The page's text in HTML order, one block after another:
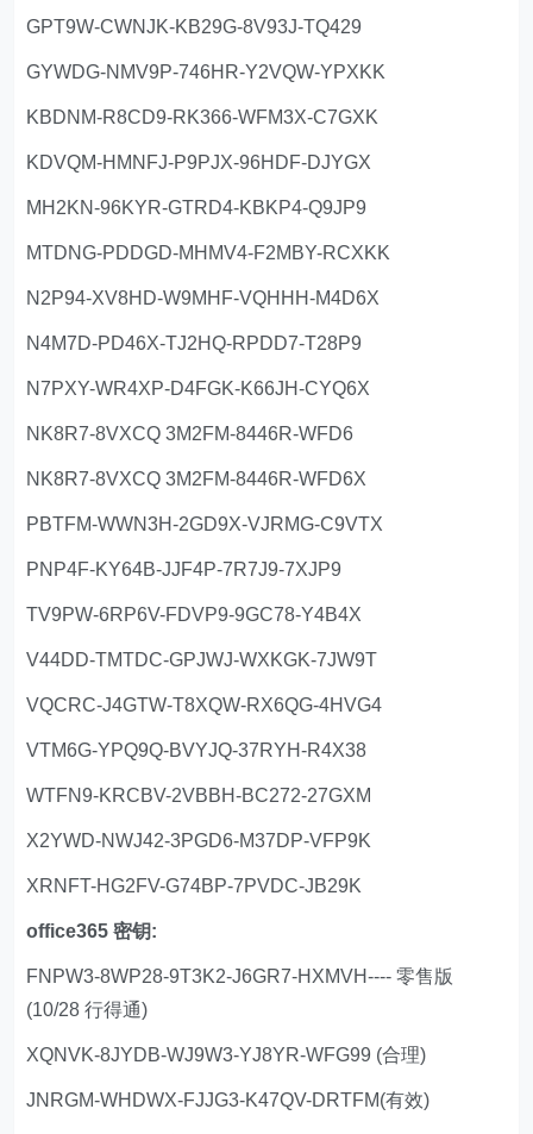
GPT9W-CWNJK-KB29G-8V93J-TQ429
GYWDG-NMV9P-746HR-Y2VQW-YPXKK
KBDNM-R8CD9-RK366-WFM3X-C7GXK
KDVQM-HMNFJ-P9PJX-96HDF-DJYGX
MH2KN-96KYR-GTRD4-KBKP4-Q9JP9
MTDNG-PDDGD-MHMV4-F2MBY-RCXKK
N2P94-XV8HD-W9MHF-VQHHH-M4D6X
N4M7D-PD46X-TJ2HQ-RPDD7-T28P9
N7PXY-WR4XP-D4FGK-K66JH-CYQ6X
NK8R7-8VXCQ 3M2FM-8446R-WFD6
NK8R7-8VXCQ 3M2FM-8446R-WFD6X
PBTFM-WWN3H-2GD9X-VJRMG-C9VTX
PNP4F-KY64B-JJF4P-7R7J9-7XJP9
TV9PW-6RP6V-FDVP9-9GC78-Y4B4X
V44DD-TMTDC-GPJWJ-WXKGK-7JW9T
VQCRC-J4GTW-T8XQW-RX6QG-4HVG4
VTM6G-YPQ9Q-BVYJQ-37RYH-R4X38
WTFN9-KRCBV-2VBBH-BC272-27GXM
X2YWD-NWJ42-3PGD6-M37DP-VFP9K
XRNFT-HG2FV-G74BP-7PVDC-JB29K
office365 密钥:
FNPW3-8WP28-9T3K2-J6GR7-HXMVH---- 零售版
(10/28 行得通)
XQNVK-8JYDB-WJ9W3-YJ8YR-WFG99 (合理)
JNRGM-WHDWX-FJJG3-K47QV-DRTFM(有效)